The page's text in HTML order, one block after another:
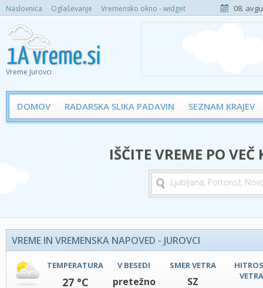
Naslovnica Oglaševanje Vremensko okno - widget 08.
Vreme Jurovci
DOMOV RADARSKA SLIKA PADAVIN SEZNAM KRAJEV
IŠČITE VREME PO
VREME IN VREMENSKA NAPOVED - JUROVCI
TEMPERATURA
27 °C
V BESEDI
pretežno
SMER VETRA
SZ
VETRA